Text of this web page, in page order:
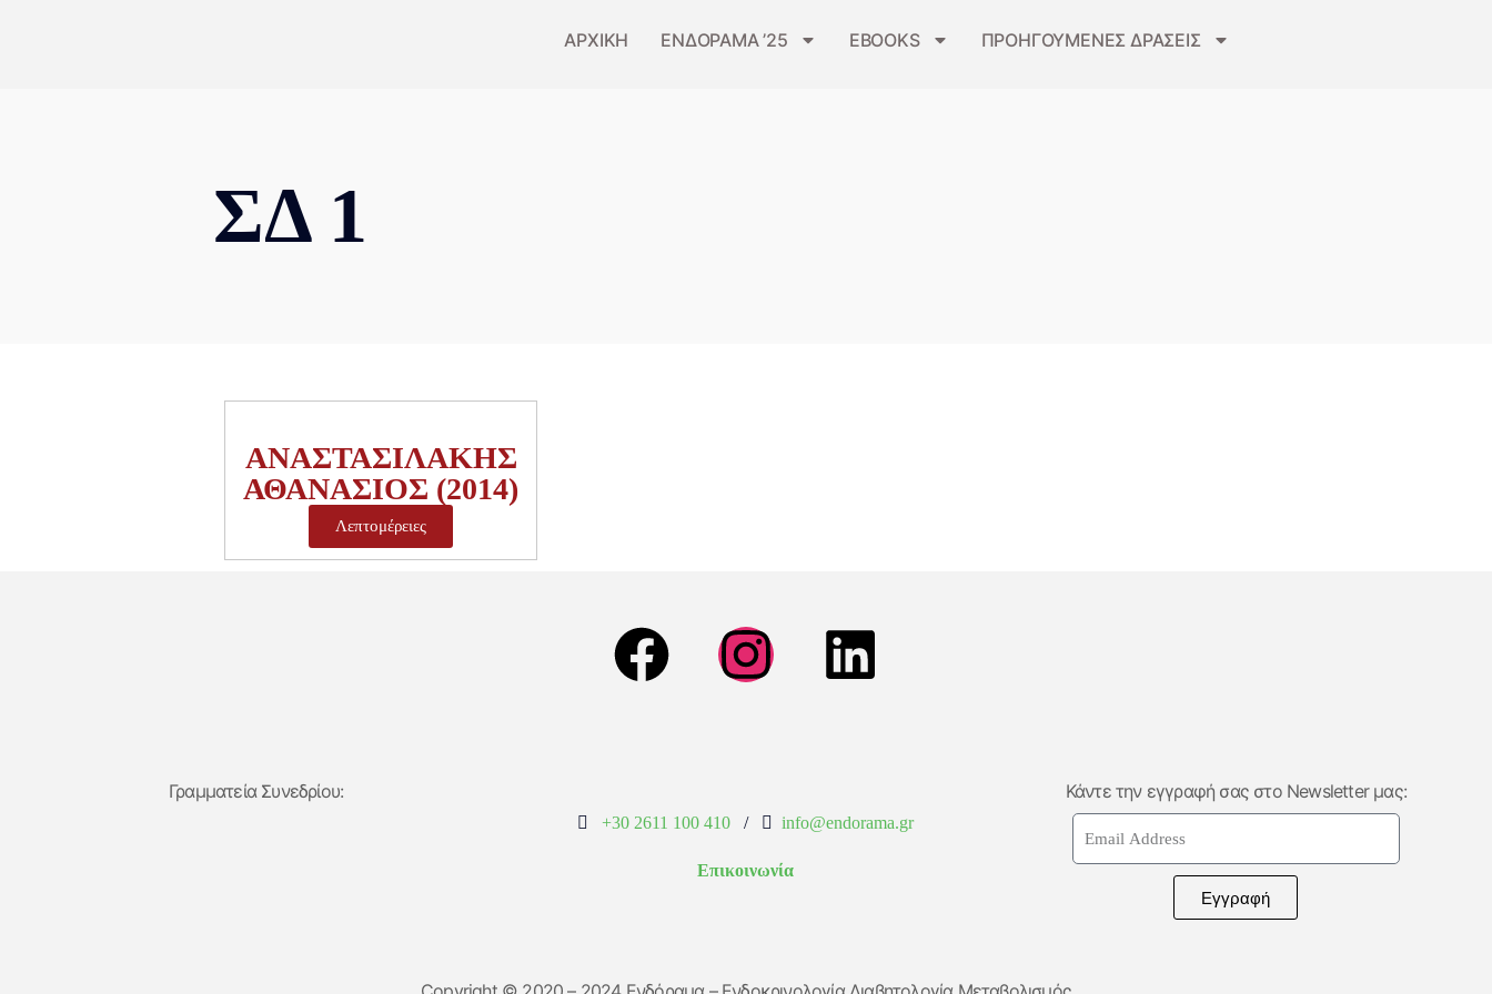
ΑΡΧΙΚΗ ΕΝΔΟΡΑΜΑ ’25 EBOOKS ΠΡΟΗΓΟΥΜΕΝΕΣ ΔΡΑΣΕΙΣ
ΣΔ 1
ΑΝΑΣΤΑΣΙΛΑΚΗΣ
ΑΘΑΝΑΣΙΟΣ (2014)
Λεπτομέρειες
Γραμματεία Συνεδρίου:
+30 2611 100 410 / info@endorama.gr
Επικοινωνία
Κάντε την εγγραφή σας στο Newsletter μας:
Εγγραφή